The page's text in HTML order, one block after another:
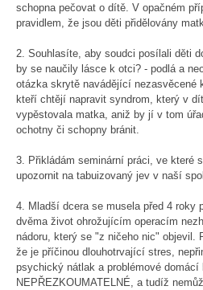
schopna pečovat o dítě. V opačném
pravidlem, že jsou děti přidělovány
2. Souhlasíte, aby soudci posílali děti
by se naučily lásce k otci? - podlá a
otázka skrytě navádějící nezasvěcené
kteří chtějí napravit syndrom, který v
vypěstovala matka, aniž by jí v tom
ochotny či schopny bránit.
3. Přikládám seminární práci, ve které
upozornit na tabuizovaný jev v naší
4. Mladší dcera se musela před 4 roky
dvěma život ohrožujícím operacím
nádoru, který se "z ničeho nic" objevil.
že je příčinou dlouhotrvající stres,
psychický nátlak a problémové domácí
NEPŘEZKOUMATELNÉ, a tudíž